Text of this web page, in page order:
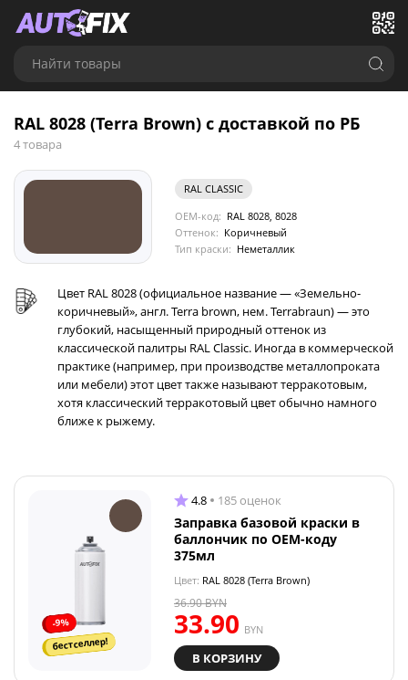
Найти товары
RAL 8028 (Terra Brown) с доставкой по РБ
4 товара
RAL CLASSIC
OEM-код: RAL 8028, 8028
Оттенок: Коричневый
Тип краски: Неметаллик
Цвет RAL 8028 (официальное название — «Земельно-
коричневый», англ. Terra brown, нем. Terrabraun) — это
глубокий, насыщенный природный оттенок из
классической палитры RAL Classic. Иногда в коммерческой
практике (например, при производстве металлопроката
или мебели) этот цвет также называют терракотовым,
хотя классический терракотовый цвет обычно намного
ближе к рыжему.
-9%
бестселлер!
4.8 185 оценок
Заправка базовой краски в
баллончик по OEM-коду
375мл
Цвет: RAL 8028 (Terra Brown)
33.90 BYN
36.90BYN
В КОРЗИНУ